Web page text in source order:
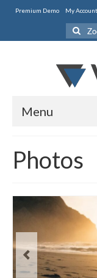
Premium Demo My Account
Zoeken
naar:
Menu
Style One
Style
Portfolio
Features
Contact
Photos